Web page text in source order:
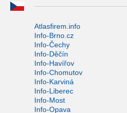
Atlasfirem.info
Info-Brno.cz
Info-Čechy
Info-Děčín
Info-Havířov
Info-Chomutov
Info-Karviná
Info-Liberec
Info-Most
Info-Opava